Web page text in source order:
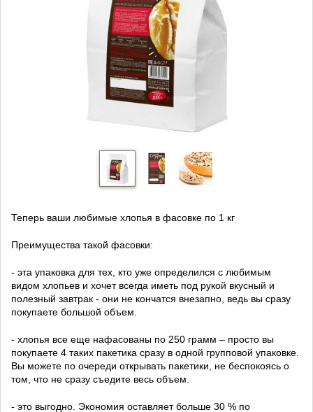
Теперь ваши любимые хлопья в фасовке по 1 кг
Преимущества такой фасовки:
- эта упаковка для тех, кто уже определился с любимым
видом хлопьев и хочет всегда иметь под рукой вкусный и
полезный завтрак - они не кончатся внезапно, ведь вы сразу
покупаете большой объем.
- хлопья все еще нафасованы по 250 грамм – просто вы
покупаете 4 таких пакетика сразу в одной групповой упаковке.
Вы можете по очереди открывать пакетики, не беспокоясь о
том, что не сразу съедите весь объем.
- это выгодно. Экономия оставляет больше 30 % по